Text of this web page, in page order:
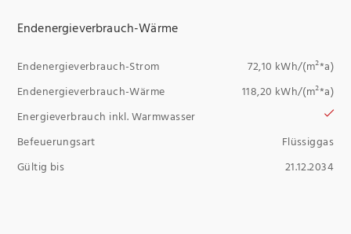
Endenergieverbrauch-Wärme
Endenergieverbrauch-Strom
72,10 kWh/(m²*a)
Endenergieverbrauch-Wärme
118,20 kWh/(m²*a)
Energieverbrauch inkl. Warmwasser
Befeuerungsart
Flüssiggas
Gültig bis
21.12.2034